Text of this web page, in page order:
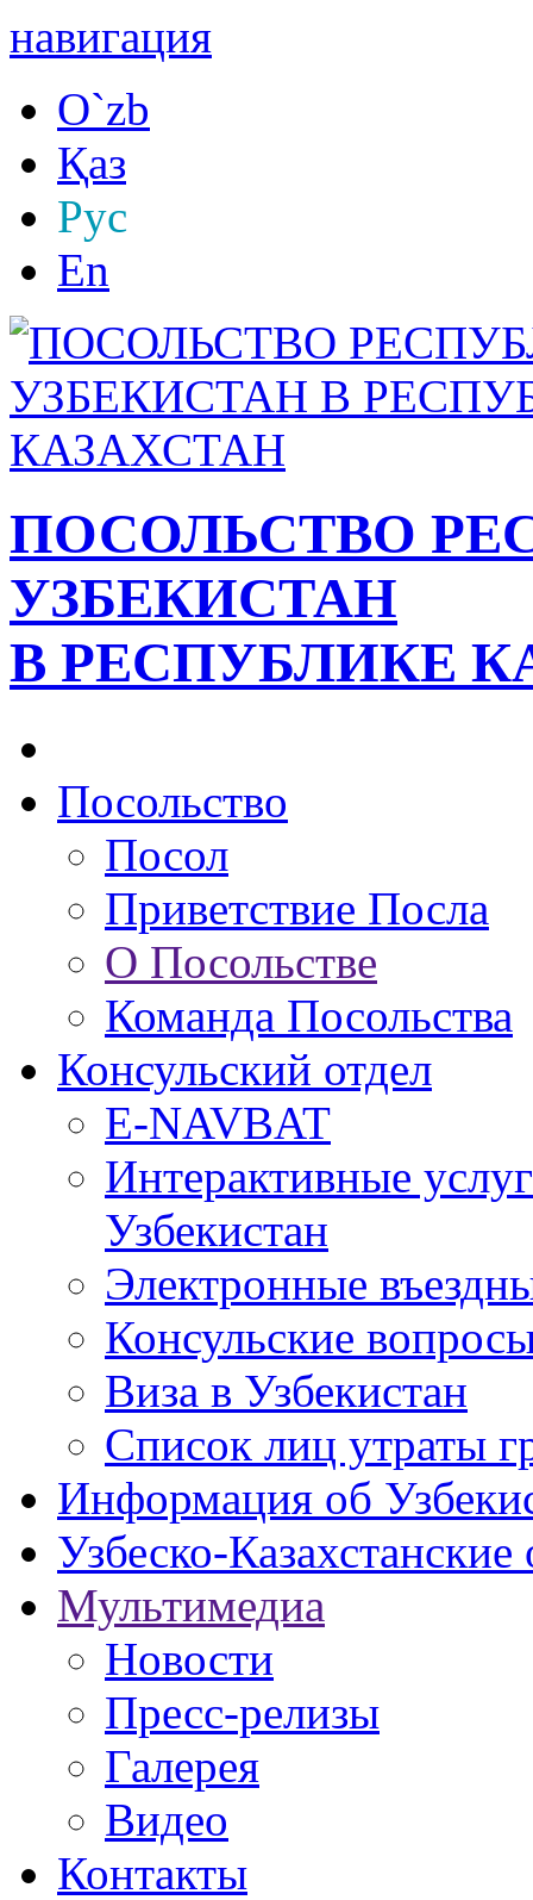
навигация
O`zb
Қаз
Рус
En
ПОСОЛЬСТВО
УЗБЕКИСТАН
В РЕСПУБЛИКЕ
Посольство
Посол
Приветствие Посла
О Посольстве
Команда Посольства
Консульский отдел
E-NAVBAT
Интерактивные
Узбекистан
Электронные
Консульские
Виза в Узбекистан
Список лиц утраты
Информация об
Узбеско-
Мультимедиа
Новости
Пресс-релизы
Галерея
Видео
Контакты